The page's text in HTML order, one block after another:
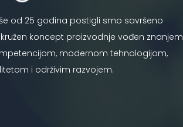
od 25 godina postigli smo savršeno
koncept proizvodnje vođen znanjem
modernom tehnologijom,
i održivim razvojem.